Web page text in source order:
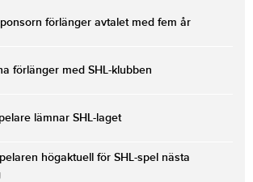
förlänger avtalet med fem år
förlänger med SHL-klubben
lämnar SHL-laget
högaktuell för SHL-spel nästa